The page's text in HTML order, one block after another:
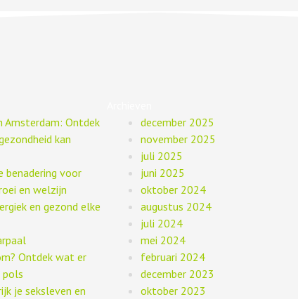
Amsterdam: Ontdek
kan
benadering voor
en welzijn
en gezond elke
Ontdek wat er
je seksleven en
december 2025
november 2025
juli 2025
juni 2025
oktober 2024
augustus 2024
juli 2024
mei 2024
februari 2024
december 2023
oktober 2023